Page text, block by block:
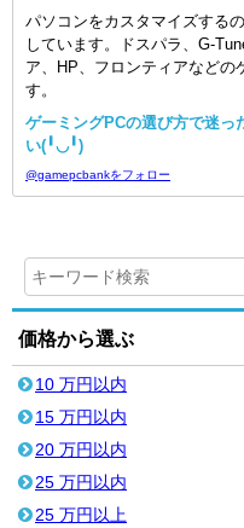
パソコンをカスタマイズする
しています。ドスパラ、G-
ア、HP、フロンティアなどの
す。
ゲーミングPCの選び方で迷っ
い(╹◡╹)
@gamepcbankをフォロー
価格から選ぶ
10 万円以内
15 万円以内
20 万円以内
25 万円以内
25 万円以上